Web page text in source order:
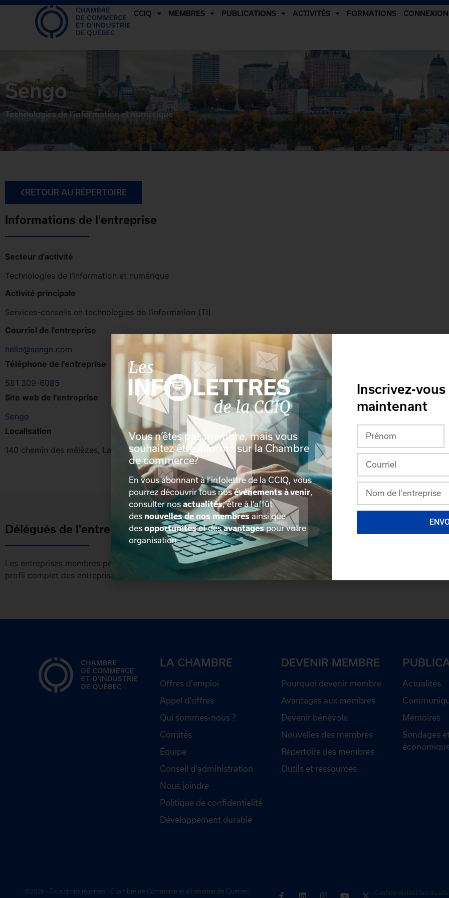
CCIQ MEMBRES PUBLICATIONS ACTIVITÉS FORMATIONS CONNEXION
Sengo
Technologies de l’information et numérique
RETOUR AU RÉPERTOIRE
Informations de l'entreprise
Secteur d'activité
Technologies de l’information et numérique
Activité principale
Services-conseils en technologies de l’information (TI)
Courriel de l'entreprise
hello@sengo.com
Téléphone de l'entreprise
581 309-6085
Site web de l'entreprise
Sengo
Localisation
140 chemin des mélèzes, Lac Beauport, Québec, G3B 2B9
Délégués de l'entreprise
Les entreprises membres peuvent bénéficier d’une version plus détaillée du répertoire via leur espace sécurisé.
profil complet des entreprises incluant les coordonnées des délégués inscrits. Vous n'êtes pas membre?
LA CHAMBRE
Offres d'emploi
Appel d'offres
Qui sommes-nous ?
Comités
Équipe
Conseil d'administration
Nous joindre
Politique de confidentialité
Développement durable
DEVENIR MEMBRE
Pourquoi devenir membre
Avantages aux membres
Devenir bénévole
Nouvelles des membres
Répertoire des membres
Outils et ressources
Actualités
Mémoires
Sondages
©2026 - Tous droits réservés - Chambre de Commerce et d'industrie de Québec ConfidentialitéPlan du site
Vous n’êtes pas membre, mais vous
souhaitez être informé sur la Chambre
de commerce?
En vous abonnant à l’infolettre de la CCIQ, vous
pourrez découvrir tous nosévénements à venir
consulter nosactualités, être à l’affût
des nouvelles de nos membresainsi que
des opportunitéset desavantagespour votre
organisation.
Inscrivez-vous
maintenant